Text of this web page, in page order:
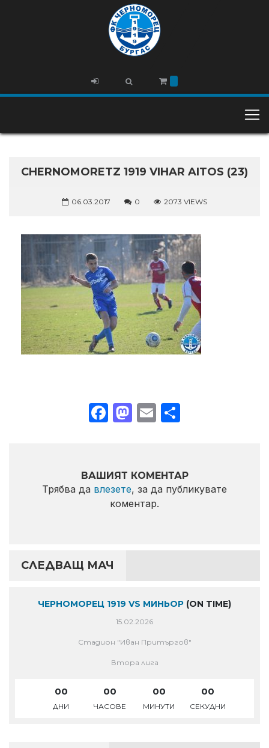
CHERNOMORETZ 1919 VIHAR AITOS (23)
06.03.2017 0 2073 VIEWS
Facebook
Mastodon
Email
ВАШИЯТ КОМЕНТАР
Трябва да влезете, за да публикувате
коментар.
СЛЕДВАЩ МАЧ
ЧЕРНОМОРЕЦ 1919 VS МИНЬОР (ON TIME)
15.02.2026
Стадион "Иван Притъргов"
Втора лига
00
ДНИ
00
ЧАСОВЕ
00
МИНУТИ
00
СЕКУДНИ